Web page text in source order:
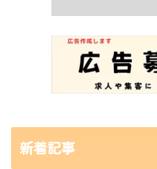
新着記事